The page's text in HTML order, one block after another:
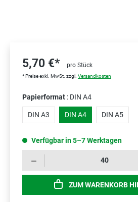
5,70 €* pro Stück
* Preise exkl. MwSt. zzgl. Versandkosten
Papierformat : DIN A4
DIN A3 DIN A4 DIN A5
Verfügbar in 5–7 Werktagen
ZUM WARENKORB